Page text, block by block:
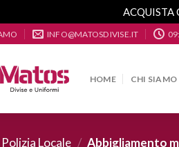
ACQUISTA
INFO@MATOSDIVISE.IT
HOME CHI SIAMO
Polizia Locale / Abbigliamento